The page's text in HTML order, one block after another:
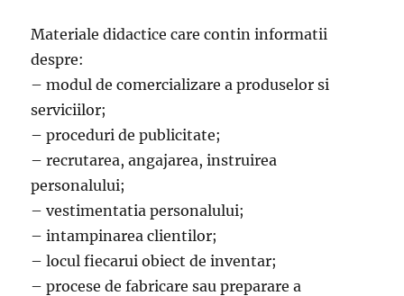
Materiale didactice care contin informatii
despre:
– modul de comercializare a produselor si
serviciilor;
– proceduri de publicitate;
– recrutarea, angajarea, instruirea
personalului;
– vestimentatia personalului;
– intampinarea clientilor;
– locul fiecarui obiect de inventar;
– procese de fabricare sau preparare a